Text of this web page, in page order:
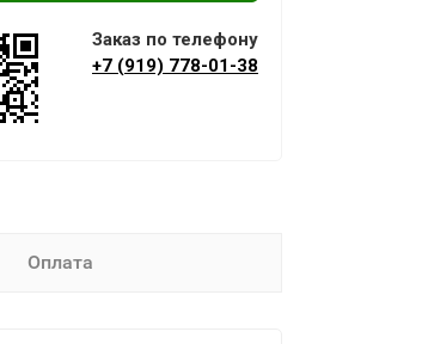
Заказ по телефону
+7 (919) 778-01-38
Оплата